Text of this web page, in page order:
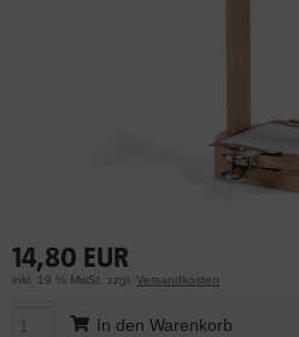
14,80 EUR
inkl. 19 % MwSt. zzgl. Versandkosten
In den Warenkorb